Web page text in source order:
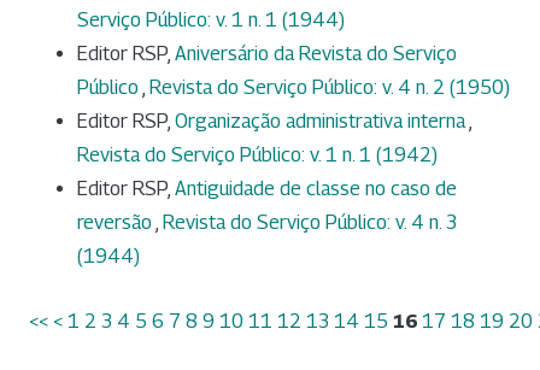
Serviço Público: v. 1 n. 1 (1944)
Editor RSP, Aniversário da Revista do Serviço
Público , Revista do Serviço Público: v. 4 n. 2 (1950)
Editor RSP, Organização administrativa interna,
Revista do Serviço Público: v. 1 n. 1 (1942)
Editor RSP, Antiguidade de classe no caso de
reversão , Revista do Serviço Público: v. 4 n. 3
(1944)
<< < 1 2 3 4 5 6 7 8 9 10 11 12 13 14 15 16 17 18 19 20